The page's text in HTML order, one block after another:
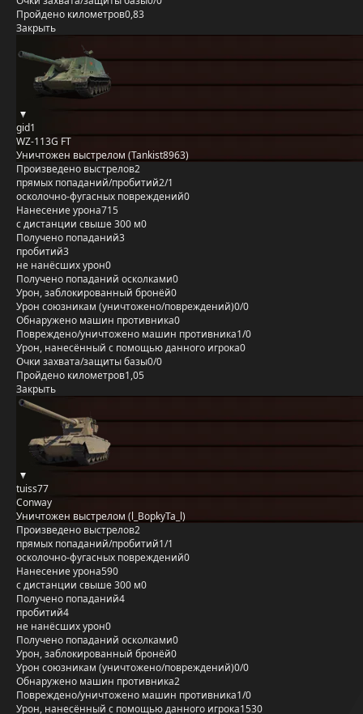
Пройдено километров0,83
Закрыть
gid1
WZ-113G FT
Уничтожен выстрелом (Tankist8963)
Произведено выстрелов2
прямых попаданий/пробитий2/1
осколочно-фугасных повреждений0
Нанесение урона715
с дистанции свыше 300 м0
Получено попаданий3
пробитий3
не нанёсших урон0
Получено попаданий осколками0
Урон, заблокированный бронёй0
Урон союзникам (уничтожено/повреждений)0/0
Обнаружено машин противника0
Повреждено/уничтожено машин противника1/0
Урон, нанесённый с помощью данного игрока0
Очки захвата/защиты базы0/0
Пройдено километров1,05
Закрыть
tuiss77
Conway
Уничтожен выстрелом (l_BopkyTa_l)
Произведено выстрелов2
прямых попаданий/пробитий1/1
осколочно-фугасных повреждений0
Нанесение урона590
с дистанции свыше 300 м0
Получено попаданий4
пробитий4
не нанёсших урон0
Получено попаданий осколками0
Урон, заблокированный бронёй0
Урон союзникам (уничтожено/повреждений)0/0
Обнаружено машин противника2
Повреждено/уничтожено машин противника1/0
Урон, нанесённый с помощью данного игрока1530